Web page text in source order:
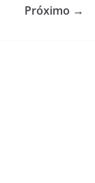
Próximo →